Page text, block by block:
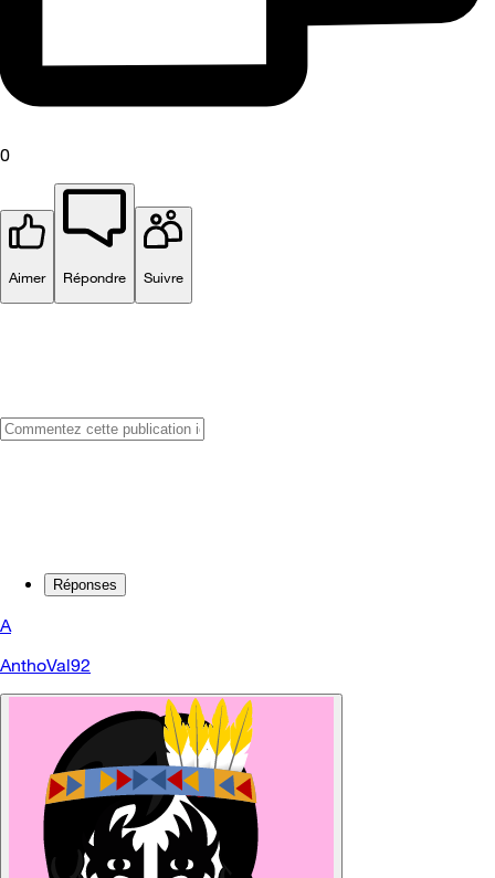
0
Aimer Répondre Suivre
Réponses
A
AnthoVal92